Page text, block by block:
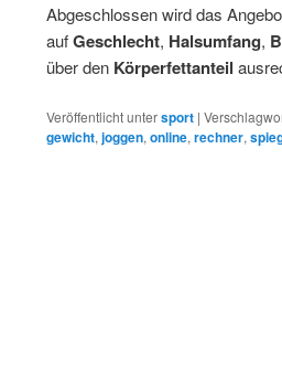
Abgeschlossen wird das
aufGeschlecht, Halsumfang,
über den Körperfettanteil
Veröffentlicht untersport |
gewicht, joggen, online, rechner,